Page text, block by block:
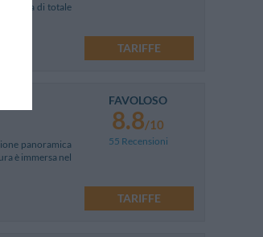
di totale
TARIFFE
panoramica
è immersa nel
FAVOLOSO
8.8/10
55 Recensioni
TARIFFE